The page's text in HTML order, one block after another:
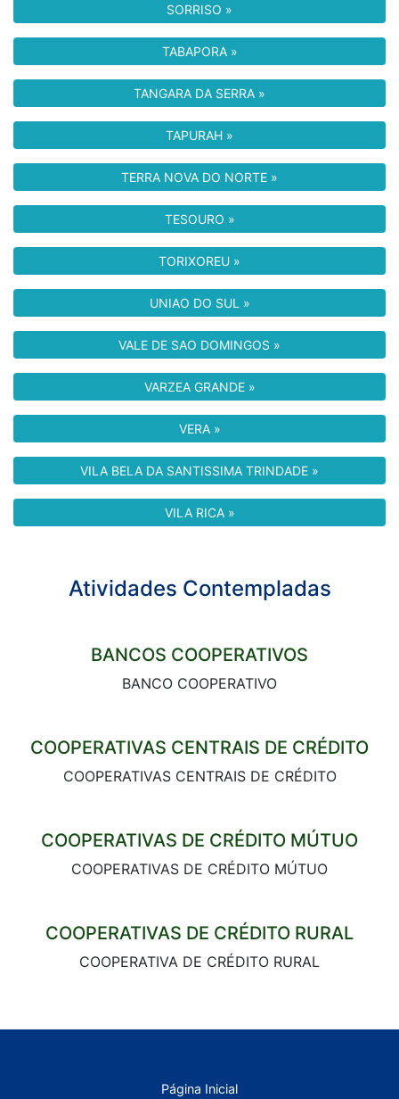
SORRISO »
TABAPORA »
TANGARA DA SERRA »
TAPURAH »
TERRA NOVA DO NORTE »
TESOURO »
TORIXOREU »
UNIAO DO SUL »
VALE DE SAO DOMINGOS »
VARZEA GRANDE »
VERA »
VILA BELA DA SANTISSIMA TRINDADE »
VILA RICA »
Atividades Contempladas
BANCOS COOPERATIVOS
BANCO COOPERATIVO
COOPERATIVAS CENTRAIS DE CRÉDITO
COOPERATIVAS CENTRAIS DE CRÉDITO
COOPERATIVAS DE CRÉDITO MÚTUO
COOPERATIVAS DE CRÉDITO MÚTUO
COOPERATIVAS DE CRÉDITO RURAL
COOPERATIVA DE CRÉDITO RURAL
Página Inicial